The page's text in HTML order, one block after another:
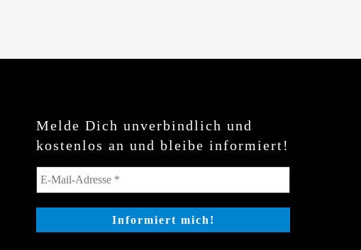
Melde Dich unverbindlich und
kostenlos an und bleibe informiert!